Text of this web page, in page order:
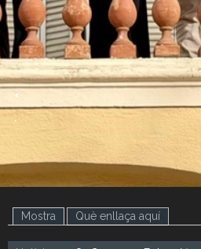
.
.
Mostra Què enllaça aquí